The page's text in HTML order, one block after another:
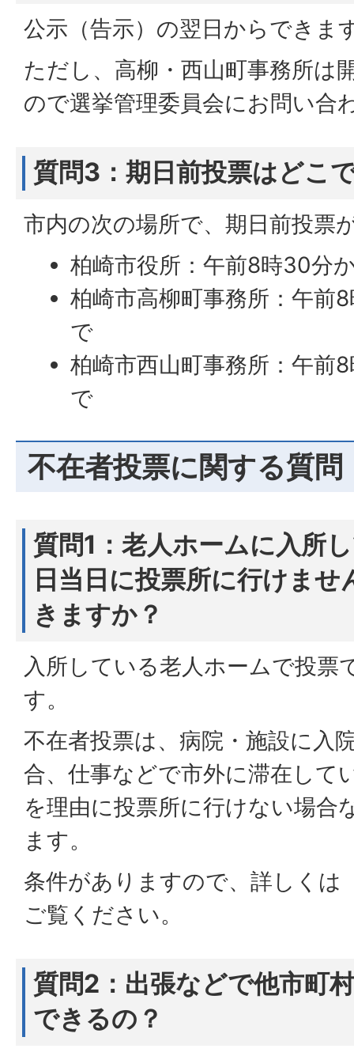
公示（告示）の翌日からできま
ただし、高柳・西山町事務所は
ので選挙管理委員会にお問い合
質問3：期日前投票はどこ
市内の次の場所で、期日前投票
柏崎市役所：午前8時30分
柏崎市高柳町事務所：午前
で
柏崎市西山町事務所：午前
で
不在者投票に関する質問
質問1：老人ホームに入所
日当日に投票所に行けませ
きますか？
入所している老人ホームで投票
す。
不在者投票は、病院・施設に入
合、仕事などで市外に滞在して
を理由に投票所に行けない場合
ます。
条件がありますので、詳しくは
ご覧ください。
質問2：出張などで他市町
できるの？